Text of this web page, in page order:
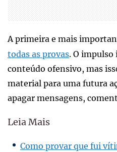
A primeira e mais
todas as provas. O impulso
conteúdo ofensivo, mas
material para uma futura
apagar mensagens,
Leia Mais
Como provar que fui